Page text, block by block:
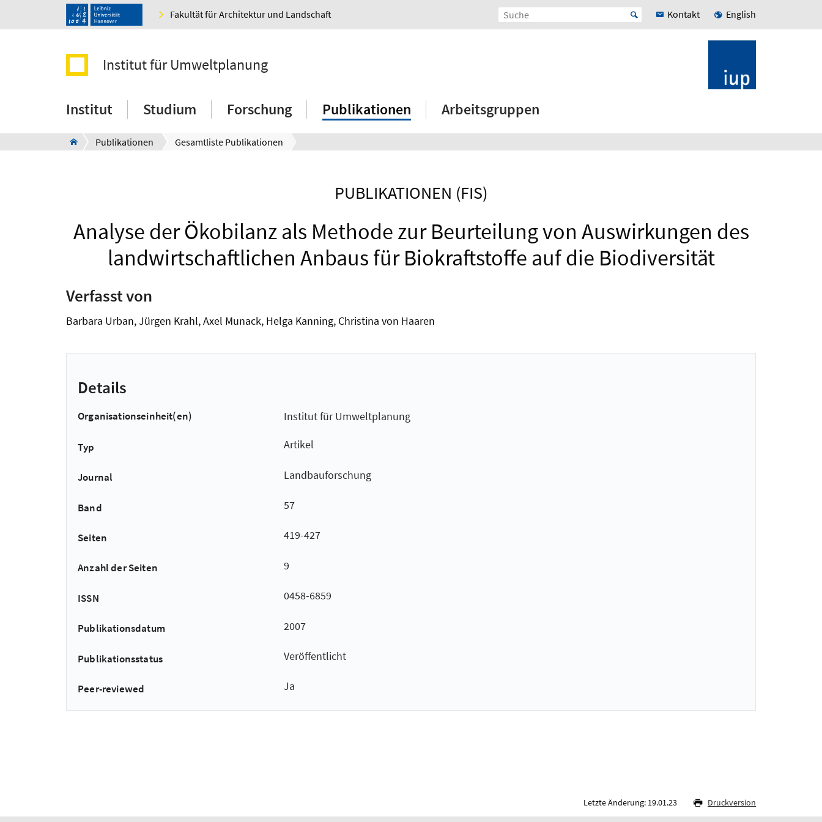
Fakultät für Architektur und Landschaft Kontakt English
Institut für Umweltplanung
Institut Studium Forschung Publikationen Arbeitsgruppen
Publikationen Gesamtliste Publikationen
PUBLIKATIONEN (FIS)
Analyse der Ökobilanz als Methode zur Beurteilung von Auswirkungen des
landwirtschaftlichen Anbaus für Biokraftstoffe auf die Biodiversität
Verfasst von
Barbara Urban, Jürgen Krahl, Axel Munack, Helga Kanning, Christina von Haaren
Details
Organisationseinheit(en) Institut für Umweltplanung
Typ Artikel
Journal Landbauforschung
Band 57
Seiten 419-427
Anzahl der Seiten 9
ISSN 0458-6859
Publikationsdatum 2007
Publikationsstatus Veröffentlicht
Peer-reviewed Ja
Letzte Änderung: 19.01.23 Druckversion